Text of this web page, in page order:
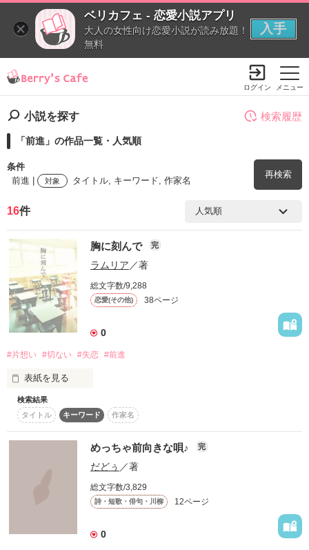
ベリカフェ - 恋愛小説アプリ
大人の女性向け恋愛小説が読み放題！
無料
入手
メニュー
ログイン
小説を探す
「前進」の作品一覧・人気順
条件
前進 |
対象 タイトル, キーワード, 作家名
再検索
検索ワード
詳しく検索
全て 完結 更新中
検索履歴
16件
胸に刻んで 完
ラムリア ／著
総文字数/9,288
恋愛(その他) 38ページ
0
#片想い #切ない #失恋 #前進
表紙を見る
その背中に何回呼びかけたかな。
ずっと、ずっと前から。
検索結果
タイトル
キーワード 作家名
めっちゃ前向きな唄♪ 完
だどぅ ／著
総文字数/3,829
詩・短歌・俳句・川柳 12ページ
0